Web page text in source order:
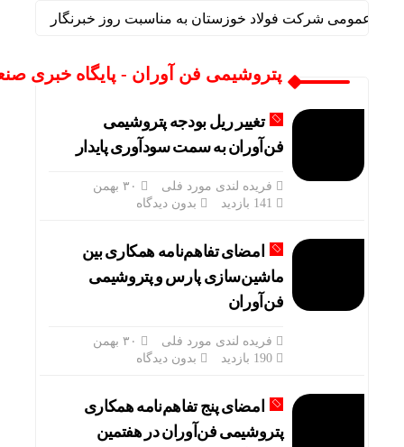
عمومی شرکت فولاد خوزستان به مناسبت روز خبرنگار
پتروشیمی فن آوران - پایگاه خبری
تغییر ریل بودجه پتروشیمی
فن‌آوران به سمت سودآوری پایدار
فریده لندی مورد فلی
بدون دیدگاه
امضای تفاهم‌نامه همکاری بین
ماشین‌سازی پارس و پتروشیمی
فن‌آوران
فریده لندی مورد فلی
بدون دیدگاه
امضای پنج تفاهم‌نامه همکاری
پتروشیمی فن‌آوران در هفتمین